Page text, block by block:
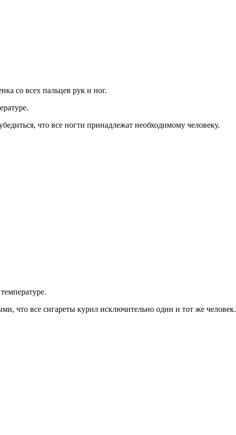
со всех пальцев рук и ног.
что все ногти принадлежат необходимому человеку.
что все сигареты курил исключительно один и тот же человек.